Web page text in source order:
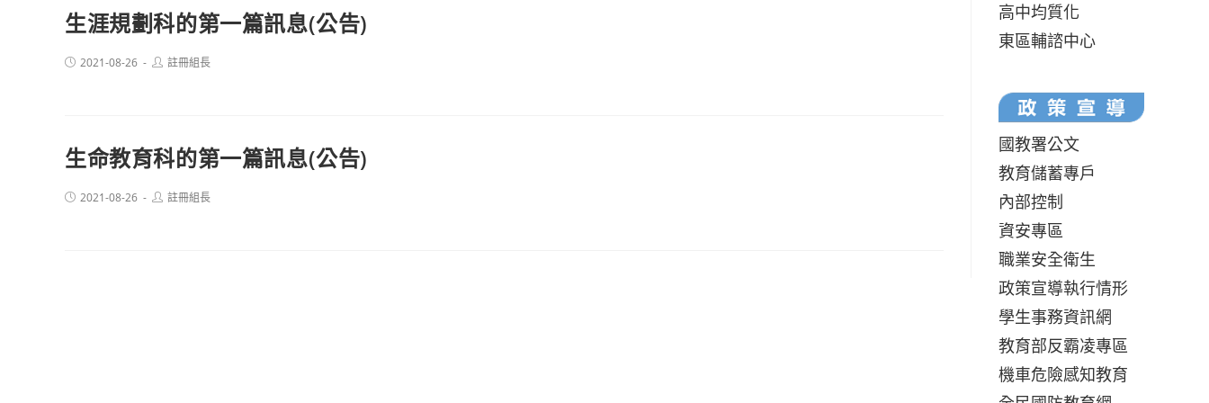
生涯規劃科的第一篇訊息(公告)
Post2021-08-26
Post註冊組長
生命教育科的第一篇訊息(公告)
Post2021-08-26
Post註冊組長
高中均質化
東區輔諮中心
國教署公文
教育儲蓄專戶
內部控制
資安專區
職業安全衛生
政策宣導執行情形
學生事務資訊網
教育部反霸凌專區
機車危險感知教育